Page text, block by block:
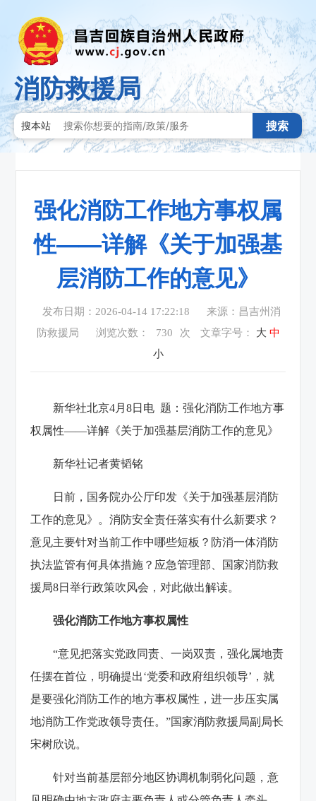
消防救援局
搜本站 搜索
强化消防工作地方事权属
性——详解《关于加强基
层消防工作的意见》
发布日期：2026-04-14 17:22:18
来源：昌吉州消
防救援局
浏览次数： 730 次 文章字号： 大 中
小
新华社北京4月8日电 题：强化消防工作地方事
权属性——详解《关于加强基层消防工作的意见》
新华社记者黄韬铭
日前，国务院办公厅印发 《关于加强基层消防
工作的意见》 。消防安全责任落实有什么新要求？
意见主要针对当前工作中哪些短板？防消一体消防
执法监管有何具体措施？应急管理部、国家消防救
援局8日举行政策吹风会，对此做出解读。
强化消防工作地方事权属性
“意见把落实党政同责、一岗双责，强化属地责
任摆在首位，明确提出‘党委和政府组织领导’，就
是要强化消防工作的地方事权属性，进一步压实属
地消防工作党政领导责任。”国家消防救援局副局长
宋树欣说。
针对当前基层部分地区协调机制弱化问题，意